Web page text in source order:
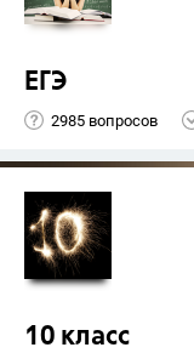
ЕГЭ
2985 вопросов
10 класс